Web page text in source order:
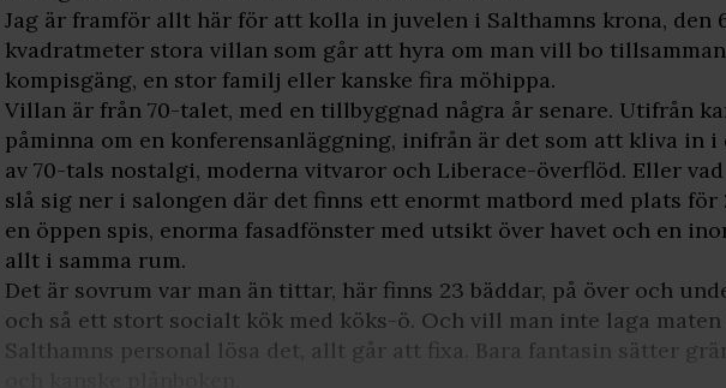
Jag är framför allt här för att kolla in juvelen i Salthamns krona, den
kvadratmeter stora villan som går att hyra om man vill bo
kompisgäng, en stor familj eller kanske fira möhippa.
Villan är från 70-talet, med en tillbyggnad några år senare. Utifrån
påminna om en konferensanläggning, inifrån är det som att kliva in i
av 70-tals nostalgi, moderna vitvaror och Liberace-överflöd. Eller
slå sig ner i salongen där det finns ett enormt matbord med plats för
en öppen spis, enorma fasadfönster med utsikt över havet och en
allt i samma rum.
Det är sovrum var man än tittar, här finns 23 bäddar, på över och
och så ett stort socialt kök med köks-ö. Och vill man inte laga maten
Salthamns personal lösa det, allt går att fixa. Bara fantasin sätter